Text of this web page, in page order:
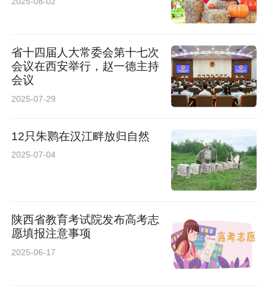
省十四届人大常委会第十七次
会议在西安举行，赵一德主持
会议
2025-07-29
12只朱鹮在汉江畔放归自然
2025-07-04
陕西省教育考试院发布高考志
愿填报注意事项
2025-06-17